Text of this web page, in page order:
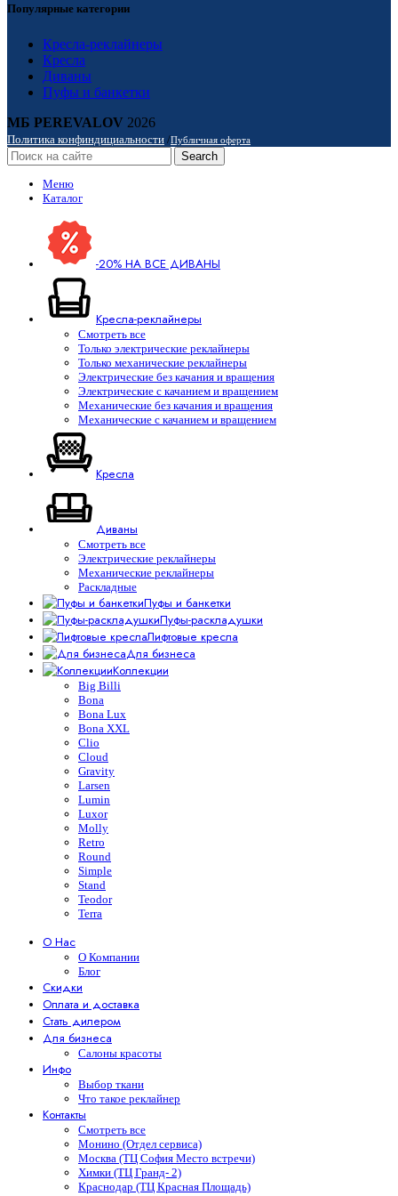
Популярные категории
Кресла-реклайнеры
Кресла
Диваны
Пуфы и банкетки
МБ PEREVALOV 2026
Политика конфиндициальности /Публичная оферта
Search
Меню
Каталог
-20% НА ВСЕ ДИВАНЫ
Кресла-реклайнеры
Смотреть все
Только электрические реклайнеры
Только механические реклайнеры
Электрические без качания и вращения
Электрические с качанием и вращением
Механические без качания и вращения
Механические с качанием и вращением
Кресла
Диваны
Смотреть все
Электрические реклайнеры
Механические реклайнеры
Раскладные
Пуфы и банкетки
Пуфы-раскладушки
Лифтовые кресла
Для бизнеса
Коллекции
Big Billi
Bona
Bona Lux
Bona XXL
Clio
Cloud
Gravity
Larsen
Lumin
Luxor
Molly
Retro
Round
Simple
Stand
Teodor
Terra
О Нас
О Компании
Блог
Скидки
Оплата и доставка
Стать дилером
Для бизнеса
Салоны красоты
Инфо
Выбор ткани
Что такое реклайнер
Контакты
Смотреть все
Монино (Отдел сервиса)
Москва (ТЦ София Место встречи)
Химки (ТЦ Гранд- 2)
Краснодар (ТЦ Красная Площадь)